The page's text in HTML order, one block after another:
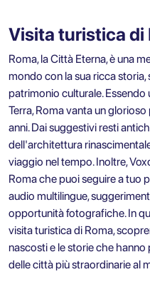
Visita turistica di
Roma, la Città Eterna, è una
mondo con la sua ricca
patrimonio culturale.
Terra, Roma vanta un
anni. Dai suggestivi resti
dell'architettura
viaggio nel tempo. Inoltre,
Romache puoi seguire a tuo
audio multilingue,
opportunità fotografiche. In
visita turistica di Roma,
nascosti e le storie che
delle città più straordinarie al